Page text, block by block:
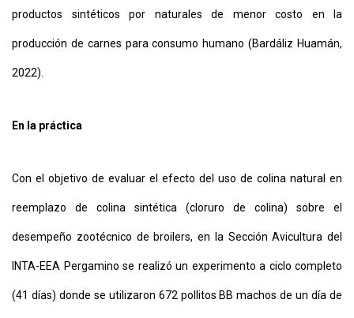
productos sintéticos por naturales de menor costo en la
producción de carnes para consumo humano (Bardáliz Huamán,
2022).
En la práctica
Con el objetivo de evaluar el efecto del uso de colina natural en
reemplazo de colina sintética (cloruro de colina) sobre el
desempeño zootécnico de broilers, en la Sección Avicultura del
INTA-EEA Pergamino se realizó un experimento a ciclo completo
(41 días) donde se utilizaron 672 pollitos BB machos de un día de